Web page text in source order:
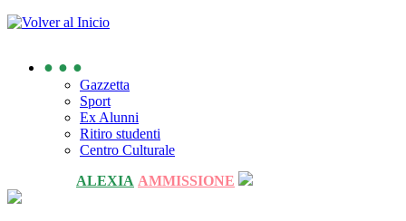
● ● ●
Gazzetta
Sport
Ex Alunni
Ritiro studenti
Centro Culturale
ALEXIA AMMISSIONE